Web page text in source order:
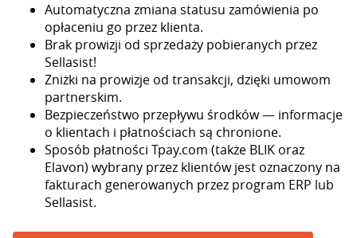
Automatyczna zmiana statusu zamówienia po
opłaceniu go przez klienta.
Brak prowizji od sprzedaży pobieranych przez
Sellasist!
Zniżki na prowizje od transakcji, dzięki umowom
partnerskim.
Bezpieczeństwo przepływu środków — informacje
o klientach i płatnościach są chronione.
Sposób płatności Tpay.com (także BLIK oraz
Elavon) wybrany przez klientów jest oznaczony na
fakturach generowanych przez program ERP lub
Sellasist.